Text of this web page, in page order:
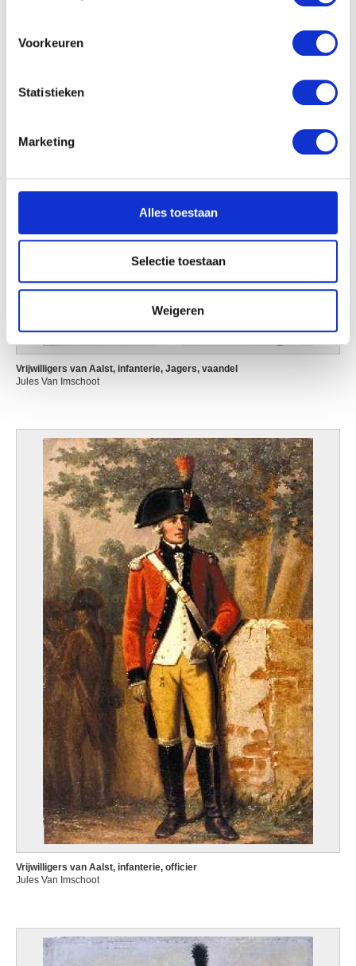
locatie, die tot een paar meter nauwkeurig kan zijn
scannen op specifieke eigenschappen (fingerprinting)
detailgedeeltein.
U kunt uw toestemming op elk moment wijzigen of
We gebruiken cookies om content en advertenties te
personaliseren, om functies voor social media te bieden
en om ons websiteverkeer te analyseren. Ook delen we
informatie over uw gebruik van onze site met onze
partners voor social media, adverteren en analyse. Deze
verzameld op basis van uw gebruik van hun services.
Voorkeuren
Statistieken
Marketing
Alles toestaan
Selectie toestaan
Weigeren
Vrijwilligers van Aalst, infanterie, Jagers, vaandel
Jules Van Imschoot
Vrijwilligers van Aalst, infanterie, officier
Jules Van Imschoot